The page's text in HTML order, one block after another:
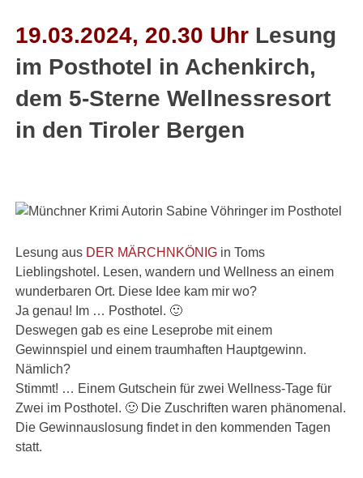
19.03.2024, 20.30 Uhr Lesung
im Posthotel in Achenkirch,
dem 5-Sterne Wellnessresort
in den Tiroler Bergen
Lesung aus DER MÄRCHNKÖNIG in Toms
Lieblingshotel. Lesen, wandern und Wellness an einem
wunderbaren Ort. Diese Idee kam mir wo?
Ja genau! Im … Posthotel. 🙂
Deswegen gab es eine Leseprobe mit einem
Gewinnspiel und einem traumhaften Hauptgewinn.
Nämlich?
Stimmt! … Einem Gutschein für zwei Wellness-Tage für
Zwei im Posthotel. 🙂 Die Zuschriften waren phänomenal.
Die Gewinnauslosung findet in den kommenden Tagen
statt.